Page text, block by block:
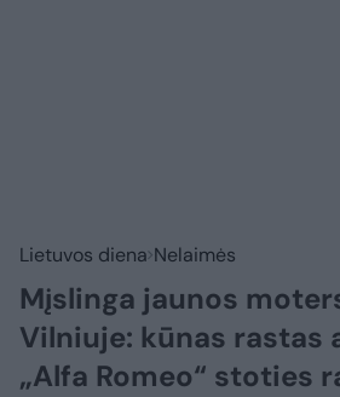
Lietuvos diena Nelaimės
Mįslinga jaunos
Vilniuje: kūnas rastas
„Alfa Romeo“ stoties